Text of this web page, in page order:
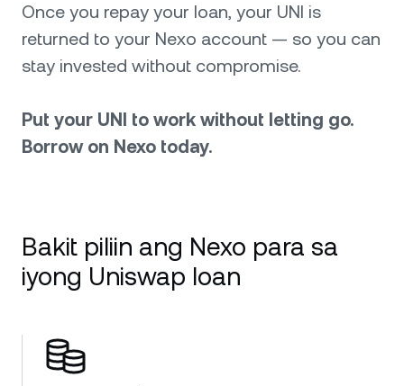
Once you repay your loan, your UNI is
returned to your Nexo account — so you can
stay invested without compromise.
Put your UNI to work without letting go.
Borrow on Nexo today.
Bakit piliin ang Nexo para sa
iyong Uniswap loan